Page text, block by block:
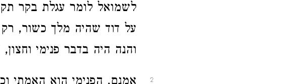
לשמואל לומר עגלת בקר
על דוד שהיה מלך כשור, רק
והנה היה בדבר פנימי
2